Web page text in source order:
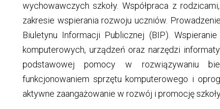
wychowawczych szkoły. Współpraca z
zakresie wspierania rozwoju uczniów.
Biuletynu Informacji Publicznej (BIP).
komputerowych, urządzeń oraz narzędzi
podstawowej pomocy w rozwiązywaniu
funkcjonowaniem sprzętu komputerowego i
aktywne zaangażowanie w rozwój i promocję